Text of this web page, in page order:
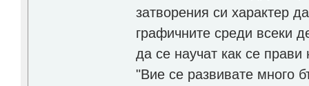
затворения си характер
графичните среди всеки
да се научат как се
"Вие се развивате много